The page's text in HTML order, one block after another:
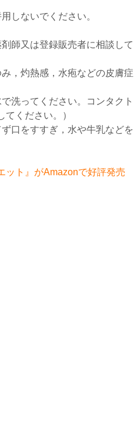
しないでください。
師又は登録販売者に相談して
，灼熱感，水疱などの皮膚症
洗ってください。コンタクト
ください。）
口をすすぎ，水や牛乳などを
ット』がAmazonで好評発売